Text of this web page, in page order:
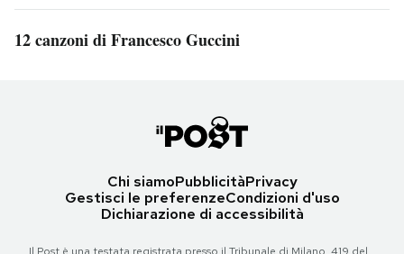
12 canzoni di Francesco Guccini
Chi siamoPubblicitàPrivacy
Gestisci le preferenzeCondizioni d'uso
Dichiarazione di accessibilità